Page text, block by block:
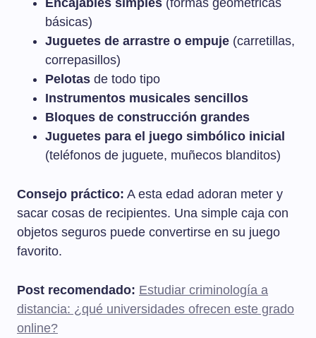
Encajables simples (formas geométricas
básicas)
Juguetes de arrastre o empuje (carretillas,
correpasillos)
Pelotas de todo tipo
Instrumentos musicales sencillos
Bloques de construcción grandes
Juguetes para el juego simbólico inicial
(teléfonos de juguete, muñecos blanditos)
Consejo práctico: A esta edad adoran meter y
sacar cosas de recipientes. Una simple caja con
objetos seguros puede convertirse en su juego
favorito.
Post recomendado: Estudiar criminología a
distancia: ¿qué universidades ofrecen este grado
online?